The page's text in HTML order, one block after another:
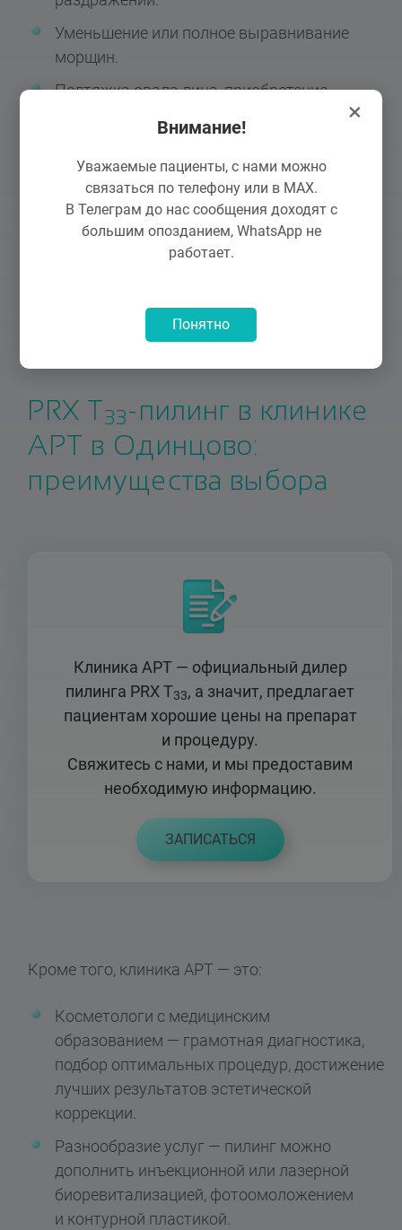
×
Внимание!
Уважаемые пациенты, с нами можно
связаться по телефону или в MAX.
В Телеграм до нас сообщения доходят с
большим опозданием, WhatsApp не
работает.
Понятно
Уменьшение или полное выравнивание
морщин.
Подтяжка овала лица, приобретение
Повышение эластичности кожи.
Выравнивание микрорельефа.
полностью преображает
вернулась настоящая молодость и здоровье,
исчезло несколько прожитых лет и стерлись
PRX T33-пилинг в клинике
АРТ в Одинцово:
преимущества выбора
Клиника АРТ — официальный дилер
пилинга PRX T33, а значит, предлагает
пациентам хорошие цены на препарат
и процедуру.
Свяжитесь с нами, и мы предоставим
необходимую информацию.
ЗАПИСАТЬСЯ
Кроме того, клиника АРТ — это:
Косметологи с медицинским
образованием — грамотная диагностика,
подбор оптимальных процедур, достижение
лучших результатов эстетической
коррекции.
Разнообразие услуг — пилинг можно
дополнить инъекционной или лазерной
биоревитализацией, фотоомоложением
и контурной пластикой.